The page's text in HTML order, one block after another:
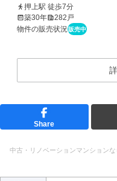
押上駅 徒歩7分
築30年
282戸
物件の販売状況販売中
Share
中古・リノベーションマンション